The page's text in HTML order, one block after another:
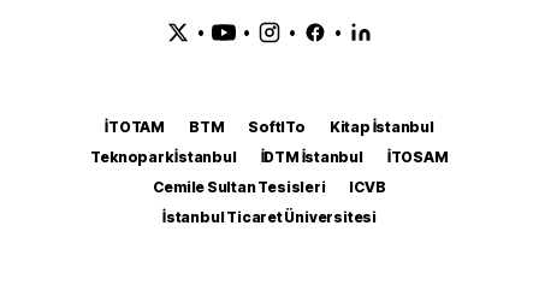
• • • •
İTOTAM BTM SoftITo
Kitap İstanbul
Teknopark İstanbul
İDTM İstanbul
İTOSAM
Cemile Sultan Tesisleri
ICVB
İstanbul Ticaret Üniversitesi